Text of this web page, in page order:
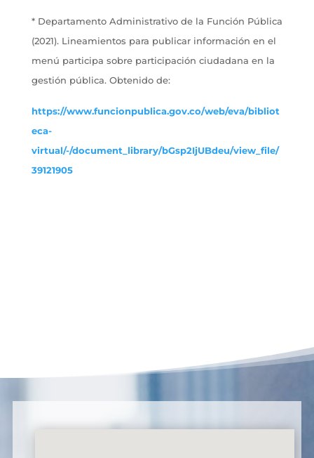
* Departamento Administrativo de la Función Pública
(2021). Lineamientos para publicar información en el
menú participa sobre participación ciudadana en la
gestión pública. Obtenido de:
https://www.funcionpublica.gov.co/web/eva/bibliot
eca-
virtual/-/document_library/bGsp2IjUBdeu/view_file/
39121905